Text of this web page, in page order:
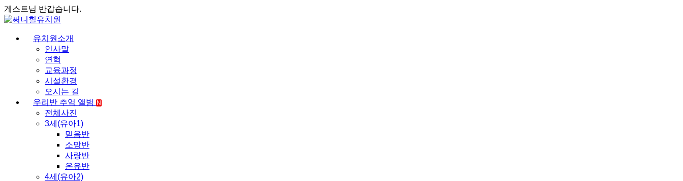
게스트님 반갑습니다.
유치원소개
인사말
연혁
교육과정
시설환경
오시는 길
우리반 추억 앨범
N
전체사진
3세(유아1)
믿음반
소망반
사랑반
온유반
4세(유아2)